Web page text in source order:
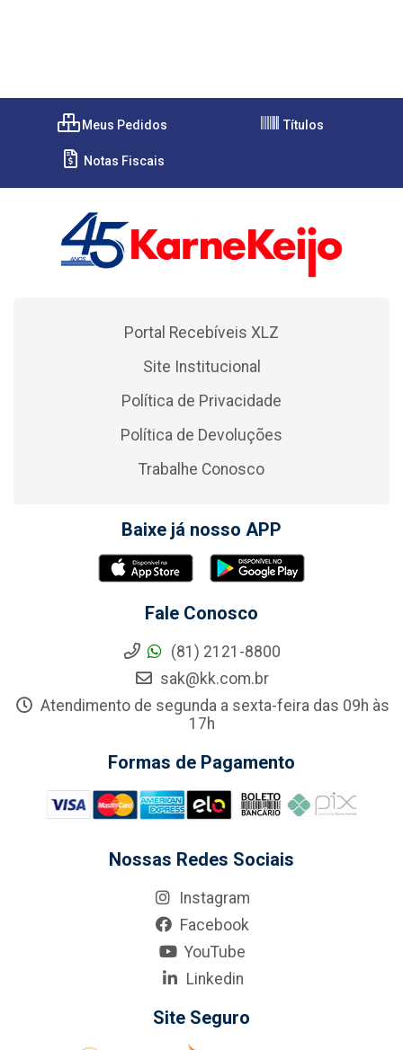
Meus Pedidos Títulos
Notas Fiscais
Portal Recebíveis XLZ
Site Institucional
Política de Privacidade
Política de Devoluções
Trabalhe Conosco
Baixe já nosso APP
Fale Conosco
(81) 2121-8800
sak@kk.com.br
Atendimento de segunda a sexta-feira das 09h às
17h
Formas de Pagamento
Nossas Redes Sociais
Instagram
Facebook
YouTube
Linkedin
Site Seguro